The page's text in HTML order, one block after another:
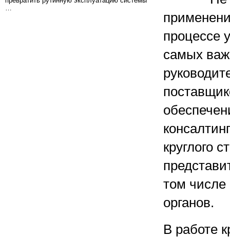
…
процессе
самых
круглого
том числе
органов.
В работе